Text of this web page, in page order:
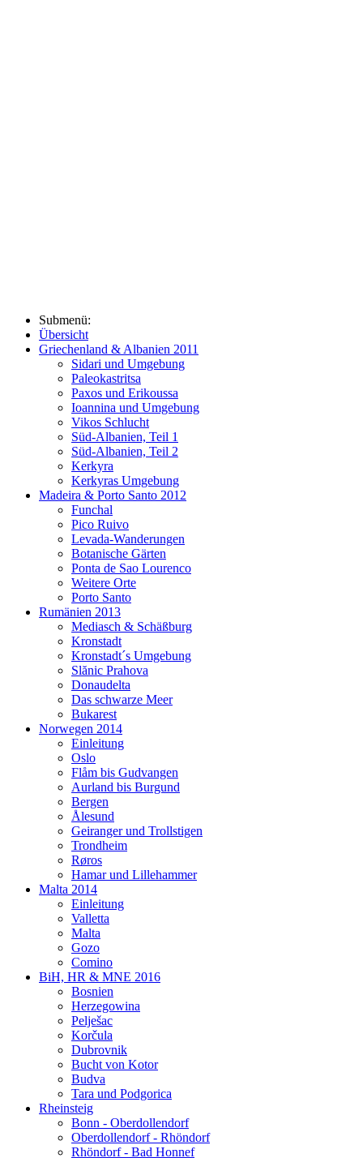
Submenü:
Übersicht
Griechenland & Albanien 2011
Sidari und Umgebung
Paleokastritsa
Paxos und Erikoussa
Ioannina und Umgebung
Vikos Schlucht
Süd-Albanien, Teil 1
Süd-Albanien, Teil 2
Kerkyra
Kerkyras Umgebung
Madeira & Porto Santo 2012
Funchal
Pico Ruivo
Levada-Wanderungen
Botanische Gärten
Ponta de Sao Lourenco
Weitere Orte
Porto Santo
Rumänien 2013
Mediasch & Schäßburg
Kronstadt
Kronstadt´s Umgebung
Slănic Prahova
Donaudelta
Das schwarze Meer
Bukarest
Norwegen 2014
Einleitung
Oslo
Flåm bis Gudvangen
Aurland bis Burgund
Bergen
Ålesund
Geiranger und Trollstigen
Trondheim
Røros
Hamar und Lillehammer
Malta 2014
Einleitung
Valletta
Malta
Gozo
Comino
BiH, HR & MNE 2016
Bosnien
Herzegowina
Pelješac
Korčula
Dubrovnik
Bucht von Kotor
Budva
Tara und Podgorica
Rheinsteig
Bonn - Oberdollendorf
Oberdollendorf - Rhöndorf
Rhöndorf - Bad Honnef